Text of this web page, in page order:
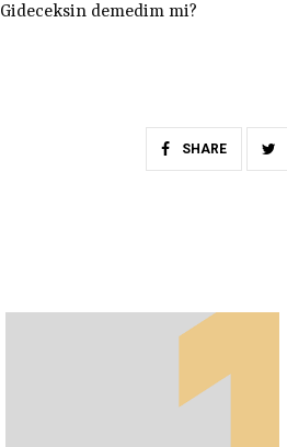
Gideceksin demedim mi?
SHARE